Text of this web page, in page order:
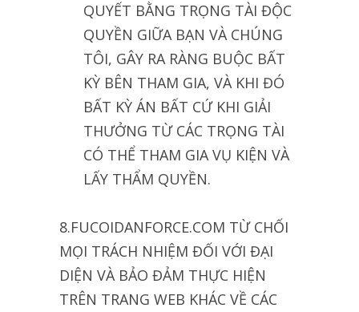
QUYẾT BẰNG TRỌNG TÀI ĐỘC
QUYỀN GIỮA BẠN VÀ CHÚNG
TÔI, GÂY RA RÀNG BUỘC BẤT
KỲ BÊN THAM GIA, VÀ KHI ĐÓ
BẤT KỲ ÁN BẤT CỨ KHI GIẢI
THƯỞNG TỪ CÁC TRỌNG TÀI
CÓ THỂ THAM GIA VỤ KIỆN VÀ
LẤY THẨM QUYỀN.
8.FUCOIDANFORCE.COM TỪ CHỐI
MỌI TRÁCH NHIỆM ĐỐI VỚI ĐẠI
DIỆN VÀ BẢO ĐẢM THỰC HIỆN
TRÊN TRANG WEB KHÁC VỀ CÁC